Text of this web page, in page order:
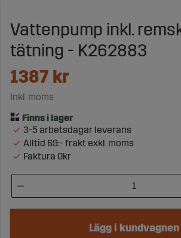
Vattenpump inkl.
tätning - K262883
1387 kr
Inkl. moms
3-5 arbetsdagar leverans
Alltid 69:- frakt exkl. moms
Faktura 0kr
Lägg i kundvagnen